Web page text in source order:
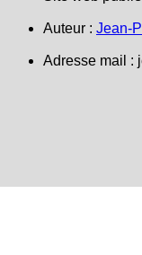
Auteur : Jean-
Adresse mail :